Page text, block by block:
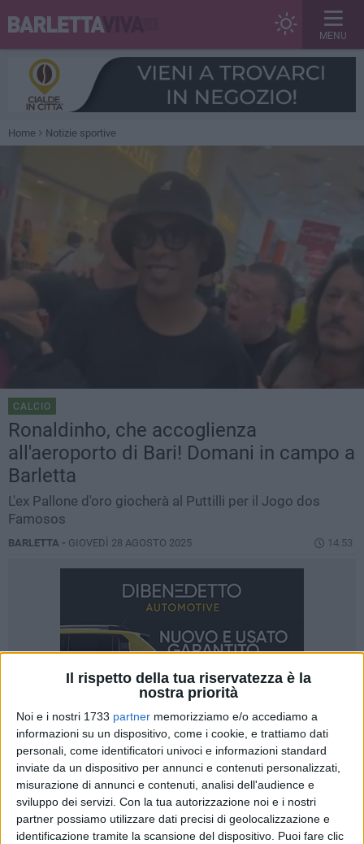
Il rispetto della tua riservatezza è la
nostra priorità
Noi e i nostri 1733 partner memorizziamo e/o accediamo a
informazioni su un dispositivo, come i cookie, e trattiamo dati
personali, come identificatori univoci e informazioni standard
inviate da un dispositivo per annunci e contenuti personalizzati,
misurazione di annunci e contenuti, analisi dell'audience e
sviluppo dei servizi. Con la tua autorizzazione noi e i nostri
partner possiamo utilizzare dati precisi di geolocalizzazione e
identificazione tramite la scansione del dispositivo. Puoi fare clic
MENU
Home Notizie sportive
CALCIO
Ronaldinho, che accoglienza
all'aeroporto di Bari! Domani in campo a
Barletta
L'ex Pallone d'oro giocherà al Puttilli per il Jogo dos
Famosos
BARLETTA - GIOVEDÌ 28 AGOSTO 2025 14.53
48